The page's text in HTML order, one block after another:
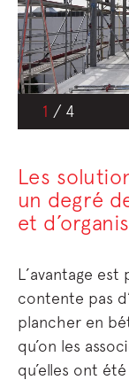
1
Les
un degré
et
L’avantage est
contente pas
plancher en
qu’on les
qu’elles ont